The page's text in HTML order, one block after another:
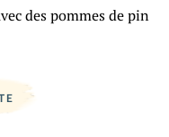
des pommes de pin